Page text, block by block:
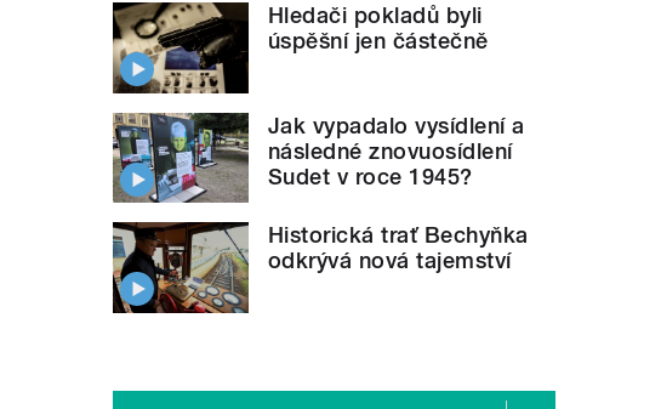
Hledači pokladů byli
úspěšní jen částečně
Jak vypadalo vysídlení a
následné znovuosídlení
Sudet v roce 1945?
Historická trať Bechyňka
odkrývá nová tajemství